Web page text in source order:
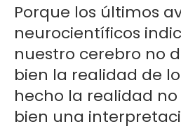
Porque los últimos
neurocientíficos
nuestro cerebro no
bien la realidad de
hecho la realidad no
bien una